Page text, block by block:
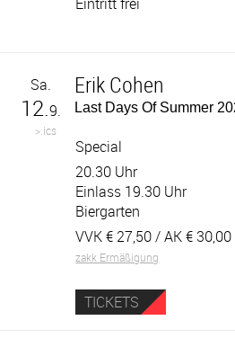
Sa.
12.9.
>.ics
Erik Cohen
Last Days Of Summer
Special
20.30 Uhr
Einlass 19.30 Uhr
Biergarten
VVK € 27,50/ AK € 30,00
zakk Ermäßigung
TICKETS